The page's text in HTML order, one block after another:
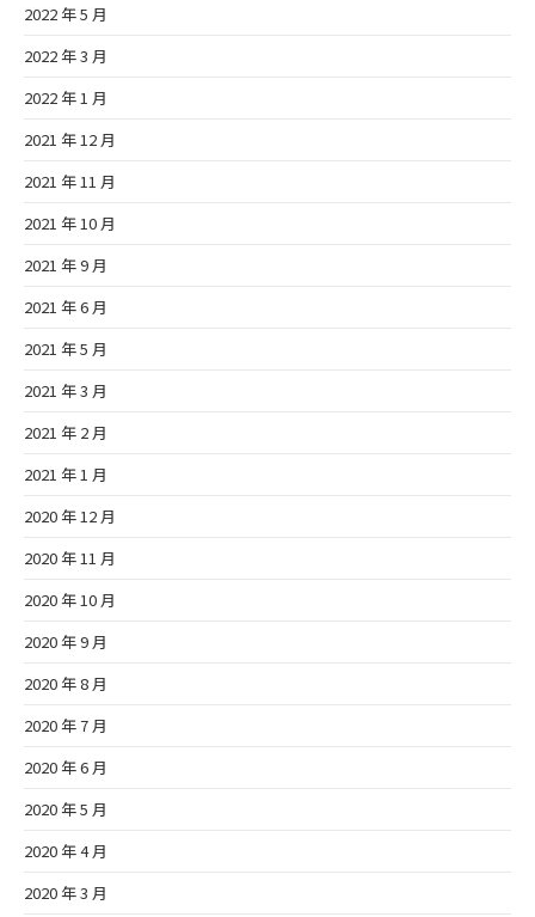
2022 年 5 月
2022 年 3 月
2022 年 1 月
2021 年 12 月
2021 年 11 月
2021 年 10 月
2021 年 9 月
2021 年 6 月
2021 年 5 月
2021 年 3 月
2021 年 2 月
2021 年 1 月
2020 年 12 月
2020 年 11 月
2020 年 10 月
2020 年 9 月
2020 年 8 月
2020 年 7 月
2020 年 6 月
2020 年 5 月
2020 年 4 月
2020 年 3 月